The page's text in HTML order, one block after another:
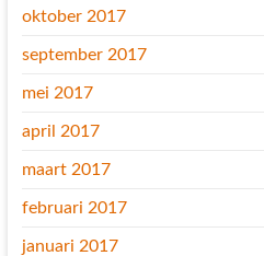
oktober 2017
september 2017
mei 2017
april 2017
maart 2017
februari 2017
januari 2017